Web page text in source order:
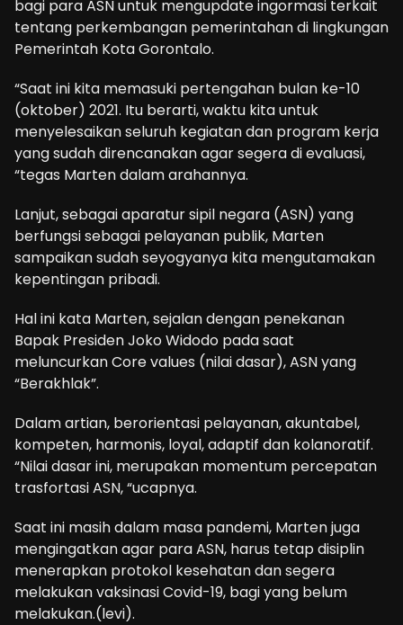
bagi para ASN untuk mengupdate ingormasi terkait
tentang perkembangan pemerintahan di lingkungan
Pemerintah Kota Gorontalo.
“Saat ini kita memasuki pertengahan bulan ke-10
(oktober) 2021. Itu berarti, waktu kita untuk
menyelesaikan seluruh kegiatan dan program kerja
yang sudah direncanakan agar segera di evaluasi,
“tegas Marten dalam arahannya.
Lanjut, sebagai aparatur sipil negara (ASN) yang
berfungsi sebagai pelayanan publik, Marten
sampaikan sudah seyogyanya kita mengutamakan
kepentingan pribadi.
Hal ini kata Marten, sejalan dengan penekanan
Bapak Presiden Joko Widodo pada saat
meluncurkan Core values (nilai dasar), ASN yang
“Berakhlak”.
Dalam artian, berorientasi pelayanan, akuntabel,
kompeten, harmonis, loyal, adaptif dan kolanoratif.
“Nilai dasar ini, merupakan momentum percepatan
trasfortasi ASN, “ucapnya.
Saat ini masih dalam masa pandemi, Marten juga
mengingatkan agar para ASN, harus tetap disiplin
menerapkan protokol kesehatan dan segera
melakukan vaksinasi Covid-19, bagi yang belum
melakukan.(levi).